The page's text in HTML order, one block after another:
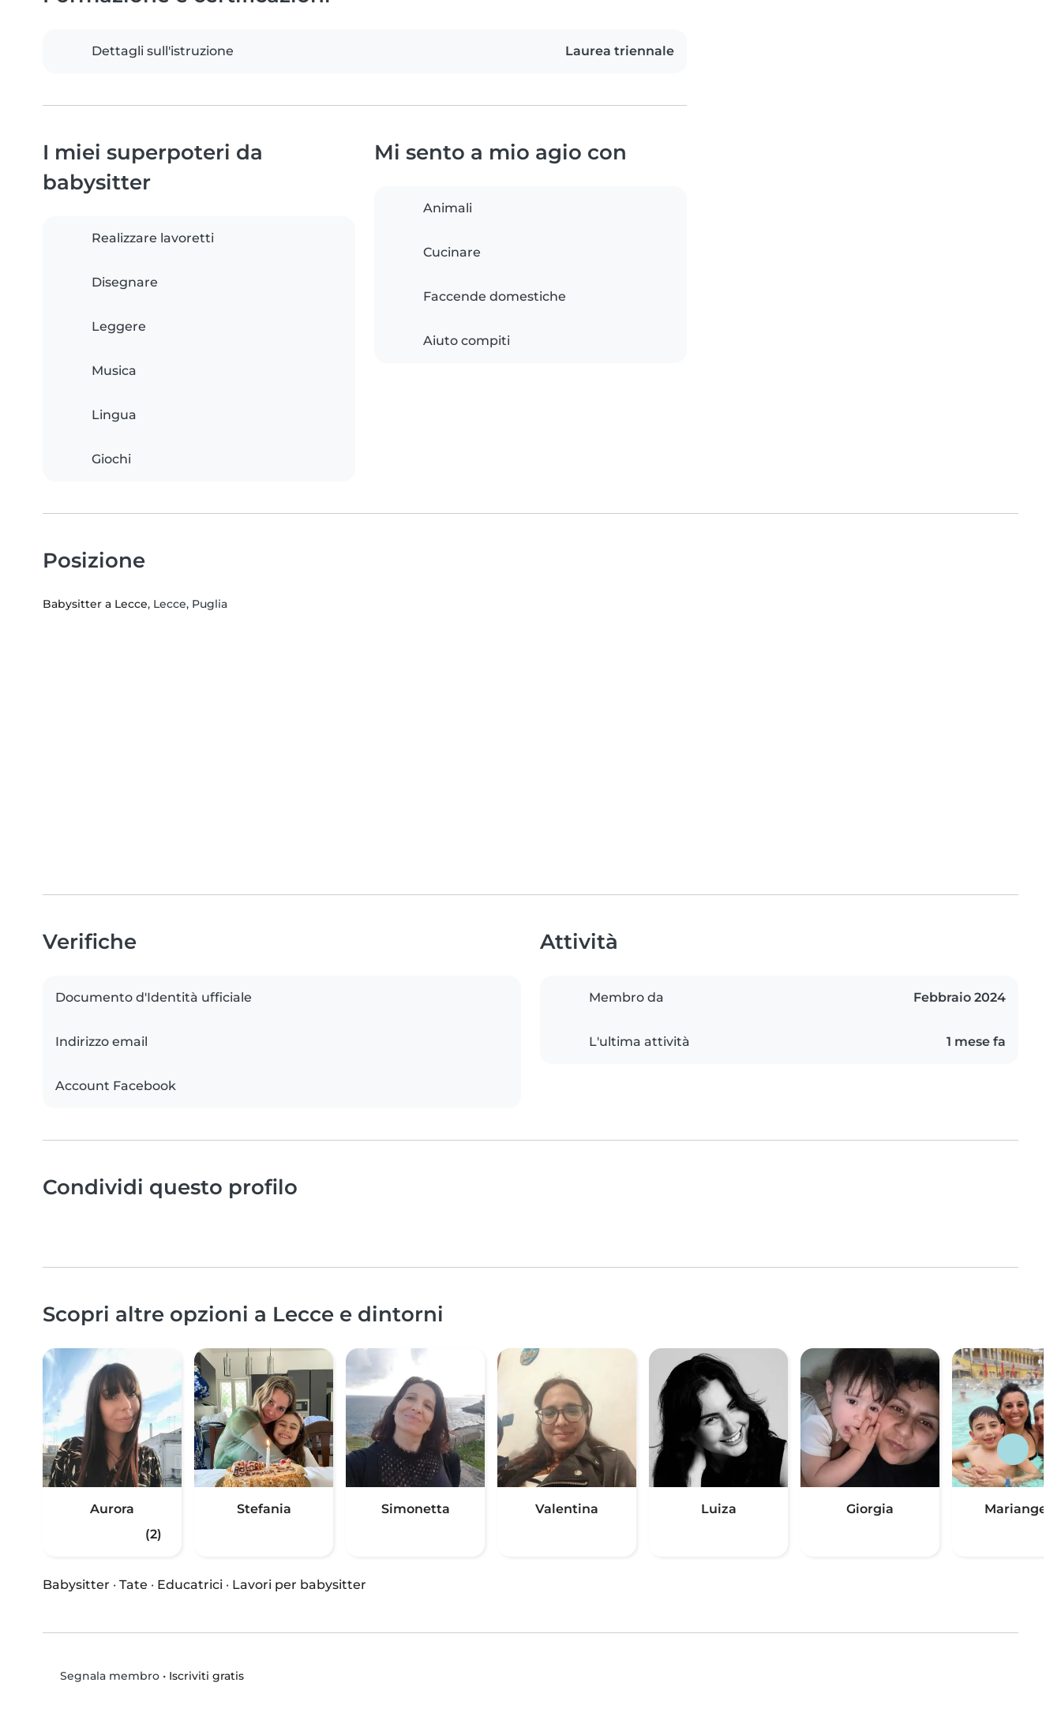
Dettagli sull'istruzione Laurea triennale
I miei superpoteri da
babysitter
Realizzare lavoretti
Disegnare
Leggere
Musica
Lingua
Giochi
Mi sento a mio agio con
Animali
Cucinare
Faccende domestiche
Aiuto compiti
Posizione
Babysitter a Lecce, Lecce, Puglia
Verifiche
Documento d'Identità ufficiale
Indirizzo email
Account Facebook
Attività
Membro da Febbraio 2024
L'ultima attività 1 mese fa
Condividi questo profilo
Scopri altre opzioni a Lecce e dintorni
Aurora
(2)
Stefania Simonetta Valentina Luiza Giorgia Mariangela
Babysitter · Tate · Educatrici · Lavori per babysitter
Segnala membro• Iscriviti gratis